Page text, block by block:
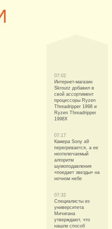
07:02
Интернет-магазин
Skroutz добавил в
свой ассортимент
процессоры Ryzen
Threadripper 1998 и
Ryzen Threadripper
1998X
07:17
Камера Sony a9
перегревается, а ее
неотключаемый
алгоритм
шумоподавления
«поедает звезды» на
ночном небе
07:32
Специалисты из
университета
Мичигана
утверждают, что
нашли способ